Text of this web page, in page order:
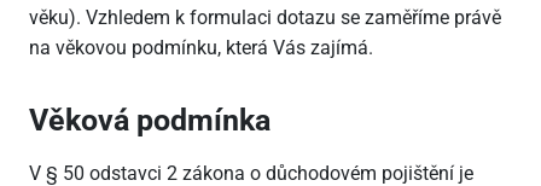
věku). Vzhledem k formulaci dotazu se zaměříme právě
na věkovou podmínku, která Vás zajímá.
Věková podmínka
V § 50 odstavci 2 zákona o důchodovém pojištění je